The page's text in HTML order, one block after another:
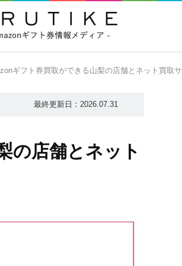
ギフト券買取ができる山梨の店舗とネット買取
最終更新日： 2026.07.31
の店舗とネット